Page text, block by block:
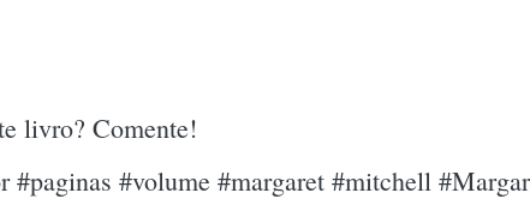
livro? Comente!
#paginas #volume #margaret #mitchell